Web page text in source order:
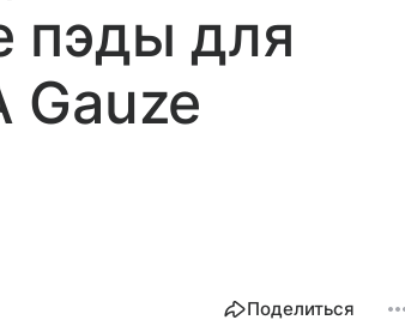
для
Gauze
Поделиться